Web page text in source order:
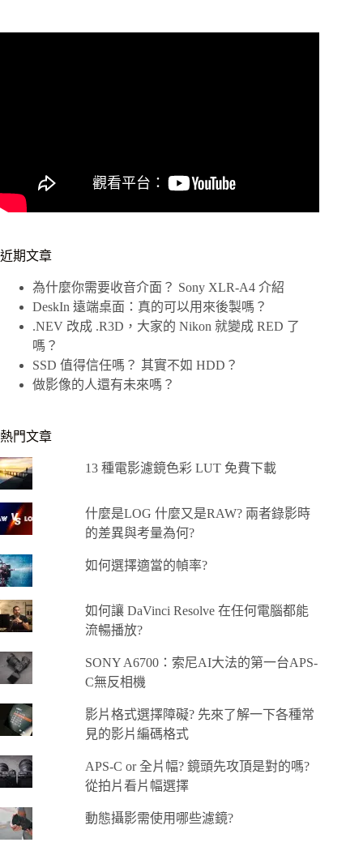
近期文章
為什麼你需要收音介面？ Sony XLR-A4 介紹
DeskIn 遠端桌面：真的可以用來後製嗎？
.NEV 改成 .R3D，大家的 Nikon 就變成 RED 了
嗎？
SSD 值得信任嗎？ 其實不如 HDD？
做影像的人還有未來嗎？
熱門文章
13 種電影濾鏡色彩 LUT 免費下載
什麼是LOG 什麼又是RAW? 兩者錄影時
的差異與考量為何?
如何選擇適當的幀率?
如何讓 DaVinci Resolve 在任何電腦都能
流暢播放?
SONY A6700：索尼AI大法的第一台APS-
C無反相機
影片格式選擇障礙? 先來了解一下各種常
見的影片編碼格式
APS-C or 全片幅? 鏡頭先攻頂是對的嗎?
從拍片看片幅選擇
動態攝影需使用哪些濾鏡?